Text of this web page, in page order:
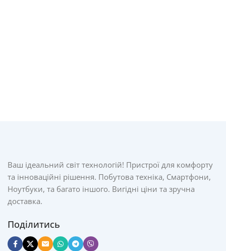
Ваш ідеальний світ технологій! Пристрої для комфорту
та інноваційні рішення. Побутова техніка, Смартфони,
Ноутбуки, та багато іншого. Вигідні ціни та зручна
доставка.
Поділитись